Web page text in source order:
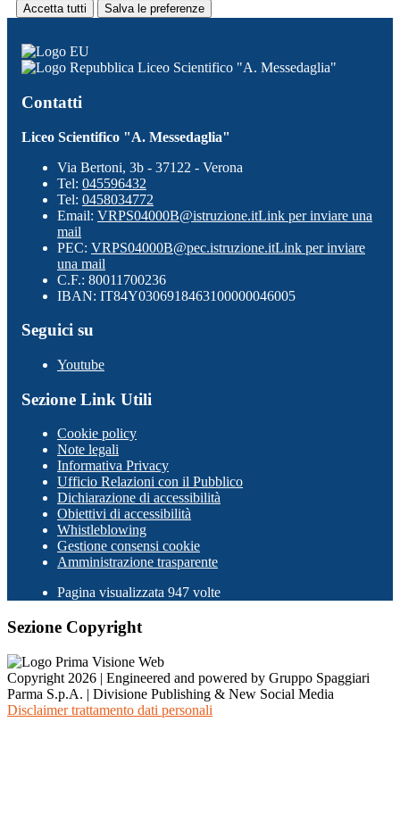
Accetta tutti Salva le preferenze
Liceo Scientifico "A. Messedaglia"
Contatti
Liceo Scientifico "A. Messedaglia"
Via Bertoni, 3b - 37122 - Verona
Tel: 045596432
Tel: 0458034772
Email: VRPS04000B@istruzione.itLink per inviare una
mail
PEC: VRPS04000B@pec.istruzione.itLink per inviare
una mail
C.F.: 80011700236
IBAN: IT84Y0306918463100000046005
Seguici su
Youtube
Sezione Link Utili
Cookie policy
Note legali
Informativa Privacy
Ufficio Relazioni con il Pubblico
Dichiarazione di accessibilità
Obiettivi di accessibilità
Whistleblowing
Gestione consensi cookie
Amministrazione trasparente
Pagina visualizzata 947 volte
Sezione Copyright
Copyright 2026 | Engineered and powered by Gruppo Spaggiari
Parma S.p.A. | Divisione Publishing & New Social Media
Disclaimer trattamento dati personali